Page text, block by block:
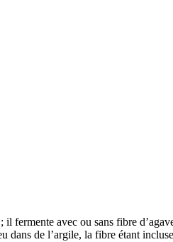
; il fermente avec ou sans fibre
dans de l’argile, la fibre étant